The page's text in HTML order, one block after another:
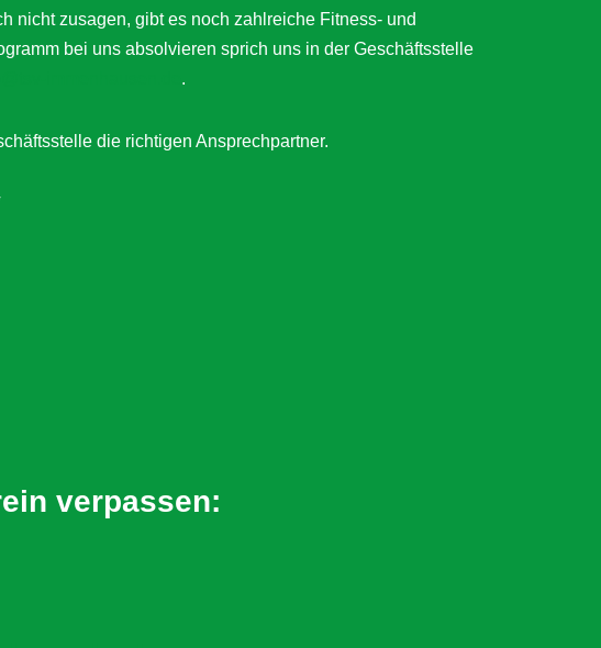
nicht zusagen, gibt es noch zahlreiche Fitness- und
bei uns absolvieren sprich uns in der Geschäftsstelle
.
die richtigen Ansprechpartner.
verpassen: